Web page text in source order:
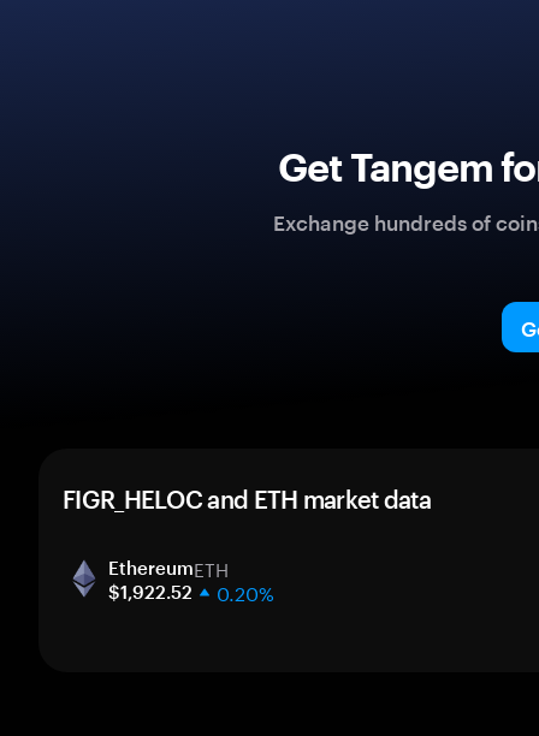
Get Tangem
Exchange hundreds of
FIGR_HELOC and ETH market data
EthereumETH
$1,922.52 0.20%